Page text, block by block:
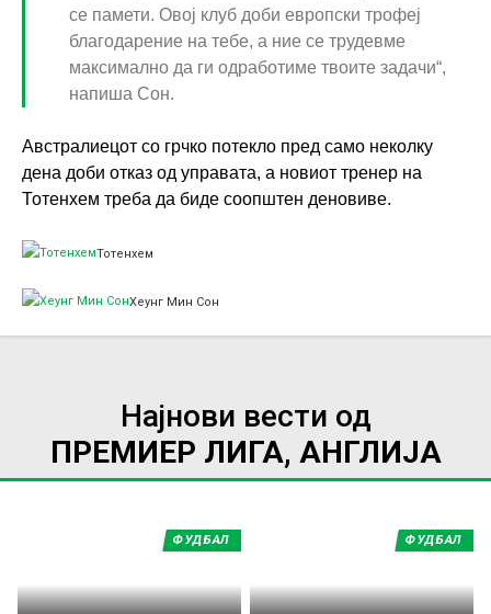
се памети. Овој клуб доби европски трофеј
благодарение на тебе, а ние се трудевме
максимално да ги одработиме твоите задачи“,
напиша Сон.
Австралиецот со грчко потекло пред само неколку
дена доби отказ од управата, а новиот тренер на
Тотенхем треба да биде соопштен деновиве.
Тотенхем
Хеунг Мин Сон
Најнови вести од
ПРЕМИЕР ЛИГА, АНГЛИЈА
ФУДБАЛ ФУДБАЛ